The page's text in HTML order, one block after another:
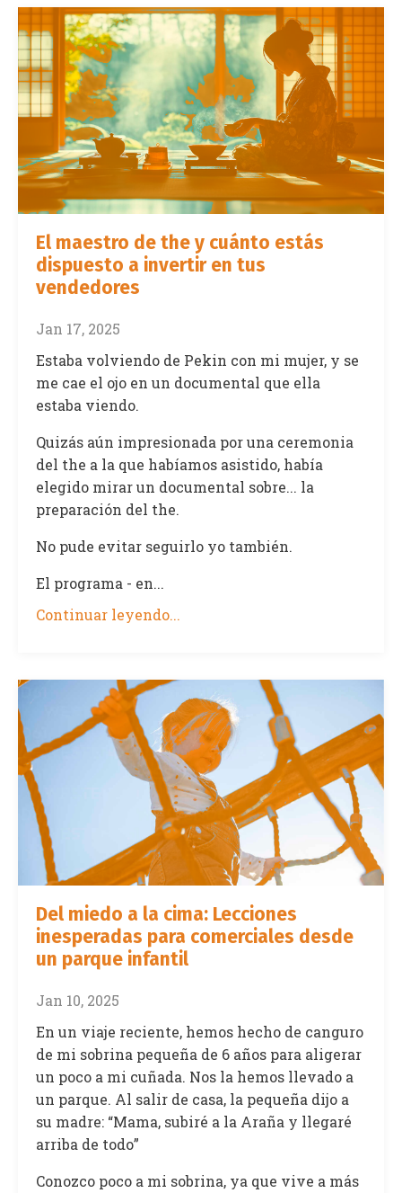
El maestro de the y cuánto estás
dispuesto a invertir en tus
vendedores
Jan 17, 2025
Estaba volviendo de Pekin con mi mujer, y se
me cae el ojo en un documental que ella
estaba viendo.
Quizás aún impresionada por una ceremonia
del the a la que habíamos asistido, había
elegido mirar un documental sobre... la
preparación del the.
No pude evitar seguirlo yo también.
El programa - en...
Continuar leyendo...
Del miedo a la cima: Lecciones
inesperadas para comerciales desde
un parque infantil
Jan 10, 2025
En un viaje reciente, hemos hecho de canguro
de mi sobrina pequeña de 6 años para aligerar
un poco a mi cuñada. Nos la hemos llevado a
un parque. Al salir de casa, la pequeña dijo a
su madre: “Mama, subiré a la Araña y llegaré
arriba de todo”
Conozco poco a mi sobrina, ya que vive a más